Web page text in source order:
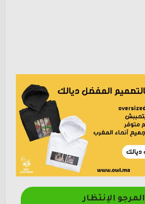
المرجو الإنتظار